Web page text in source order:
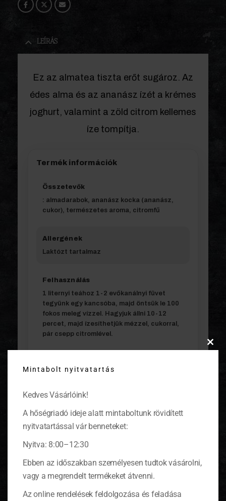
LEÍRÁS
Ez az almatea tiszta erőt sugároz. Az
édes alma és az ananász ízét a krémes
joghurt, valamint a zöld citrom kellemes
íze tompítja.
Termék információk
Összetevők
: almadarabok, ananász kocka (ananász,
cukor), természetes aroma, citromfű
Allergének
Laktózt tartalmaz
Felhasználás
1 liternyi teához 1-2 evőkanálnyi füvet
tegyünk egy kancsóba, majd öntsük le 100
fokos meleg vízzel. Hagyjuk állni 10-12
percet, majd ízesíthetjük mézzel, cukorral,
pár csepp citromlével.
Bontatlanul hűtés nélkül, napfénytől
hűtőben tárolva 7 napig fogyasztható.
Származási hely
Űrtartalom/Töltőtömeg
100 g
Mintabolt nyitvatartás
Kedves Vásárlóink!
A hőségriadó ideje alatt mintaboltunk rövidített
nyitvatartással vár benneteket:
Nyitva: 8:00–12:30
Ebben az időszakban személyesen tudtok vásárolni,
vagy a megrendelt termékeket átvenni.
Az online rendelések feldolgozása és feladása